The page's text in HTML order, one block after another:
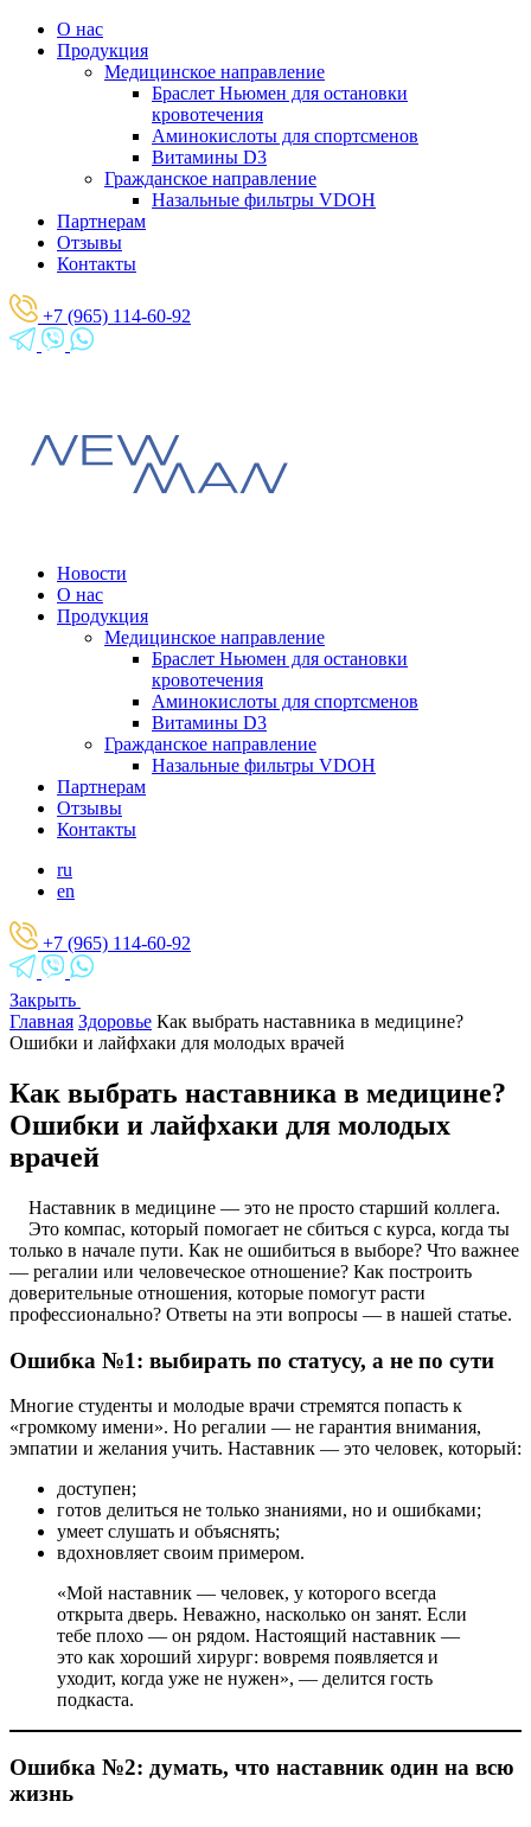
О нас
Продукция
Медицинское направление
Браслет Ньюмен для остановки
кровотечения
Аминокислоты для спортсменов
Витамины D3
Гражданское направление
Назальные фильтры VDOH
Партнерам
Отзывы
Контакты
+7 (965) 114-60-92
Новости
О нас
Продукция
Медицинское направление
Браслет Ньюмен для остановки
кровотечения
Аминокислоты для спортсменов
Витамины D3
Гражданское направление
Назальные фильтры VDOH
Партнерам
Отзывы
Контакты
ru
en
+7 (965) 114-60-92
Закрыть
Главная Здоровье Как выбрать наставника в медицине?
Ошибки и лайфхаки для молодых врачей
Как выбрать наставника в медицине?
Ошибки и лайфхаки для молодых
врачей
Наставник в медицине — это не просто старший коллега.
Это компас, который помогает не сбиться с курса, когда ты
только в начале пути. Как не ошибиться в выборе? Что важнее
— регалии или человеческое отношение? Как построить
доверительные отношения, которые помогут расти
профессионально? Ответы на эти вопросы — в нашей статье.
Ошибка №1: выбирать по статусу, а не по сути
Многие студенты и молодые врачи стремятся попасть к
«громкому имени». Но регалии — не гарантия внимания,
эмпатии и желания учить. Наставник — это человек, который:
доступен;
готов делиться не только знаниями, но и ошибками;
умеет слушать и объяснять;
вдохновляет своим примером.
«Мой наставник — человек, у которого всегда
открыта дверь. Неважно, насколько он занят. Если
тебе плохо — он рядом. Настоящий наставник —
это как хороший хирург: вовремя появляется и
уходит, когда уже не нужен», — делится гость
подкаста.
Ошибка №2: думать, что наставник один на всю
жизнь